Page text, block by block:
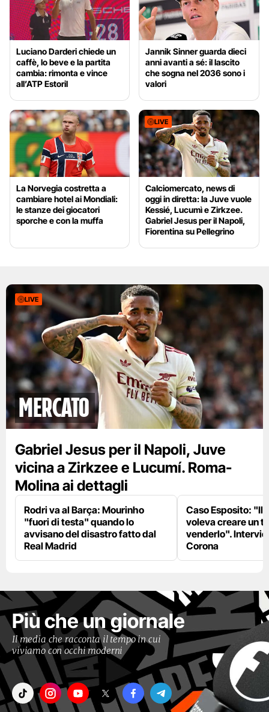
Luciano Darderi chiede un
caffè, lo beve e la partita
cambia: rimonta e vince
all’ATP Estoril
Jannik Sinner guarda dieci
anni avanti a sé: il lascito
che sogna nel 2036 sono i
valori
La Norvegia costretta a
cambiare hotel ai Mondiali:
le stanze dei giocatori
sporche e con la muffa
LIVE
Calciomercato, news di
oggi in diretta: la Juve vuole
Kessié, Lucumì e Zirkzee.
Gabriel Jesus per il Napoli,
Fiorentina su Pellegrino
LIVE
mercato
Gabriel Jesus per il Napoli, Juve
vicina a Zirkzee e Lucumí. Roma-
Molina ai dettagli
Rodri va al Barça: Mourinho
"fuori di testa" quando lo
avvisano del disastro fatto dal
Real Madrid
Caso Esposito: "Il
voleva creare un
venderlo".
Corona
Più che un giornale
Il media che racconta il tempo in cui
viviamo con occhi moderni